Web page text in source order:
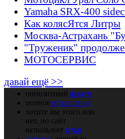
Yamaha SRX-400
Как колясЯтся Литры
Москва-Астрахань
"Труженик"
МОТОСЕРВИС
давай ещё >>
оппозитный форум
полное оглавление
хотите вы этого или
нет, но сайт
использует куки